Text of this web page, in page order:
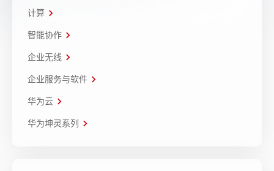
计算
智能协作
企业无线
企业服务与软件
华为云
华为坤灵系列